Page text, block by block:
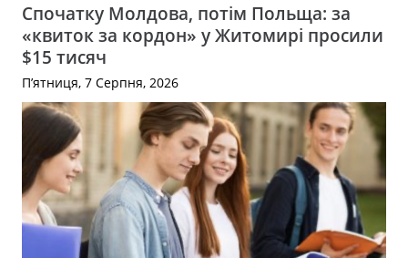
Спочатку Молдова, потім Польща: за
«квиток за кордон» у Житомирі просили
$15 тисяч
П’ятниця, 7 Серпня, 2026